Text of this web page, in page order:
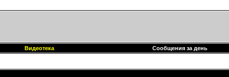
Видеотека
Сообщения за день